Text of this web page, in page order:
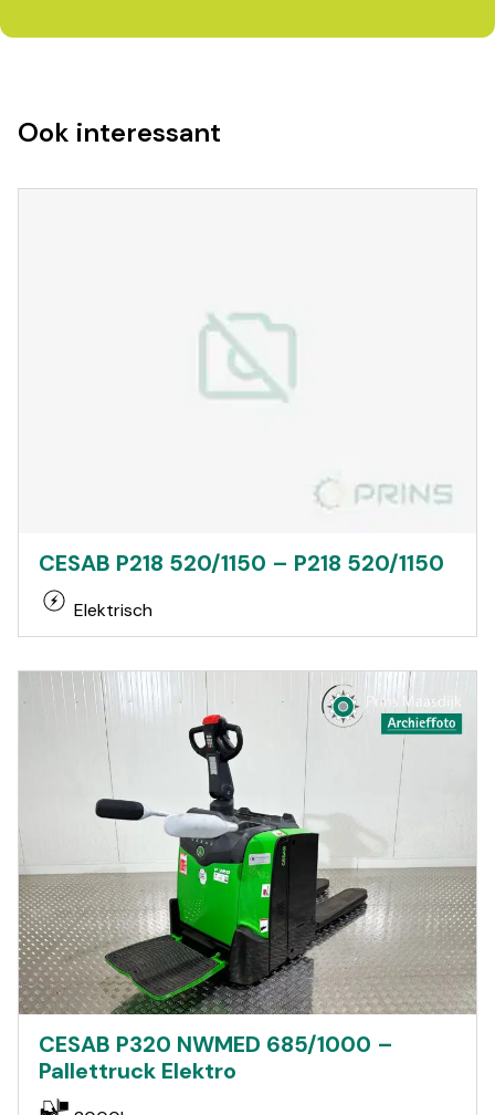
Ook interessant
CESAB P218 520/1150 – P218 520/1150
Elektrisch
CESAB P320 NWMED 685/1000 –
Pallettruck Elektro